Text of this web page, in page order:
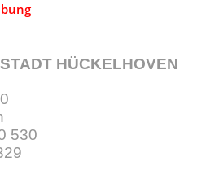
HÜCKELHOVEN
530